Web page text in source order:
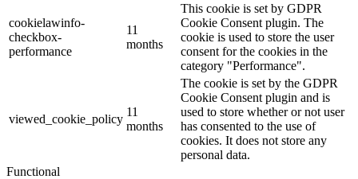
cookielawinfo-
checkbox-
performance
11
months
This cookie is set by GDPR
Cookie Consent plugin. The
cookie is used to store the user
consent for the cookies in the
category "Performance".
viewed_cookie_policy
11
months
The cookie is set by the GDPR
Cookie Consent plugin and is
used to store whether or not user
has consented to the use of
cookies. It does not store any
personal data.
Functional